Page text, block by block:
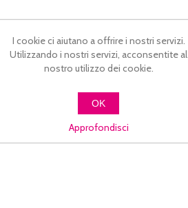
I cookie ci aiutano a offrire i nostri servizi.
Utilizzando i nostri servizi, acconsentite al
nostro utilizzo dei cookie.
OK
Approfondisci